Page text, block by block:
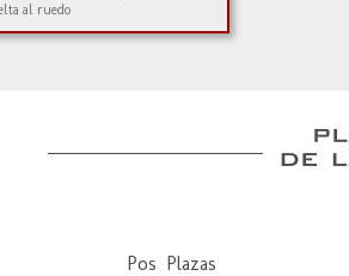
al ruedo
Pos Plazas